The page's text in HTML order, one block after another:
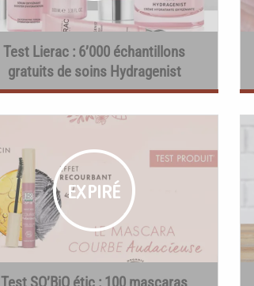
Test Lierac : 6’000 échantillons
gratuits de soins Hydragenist